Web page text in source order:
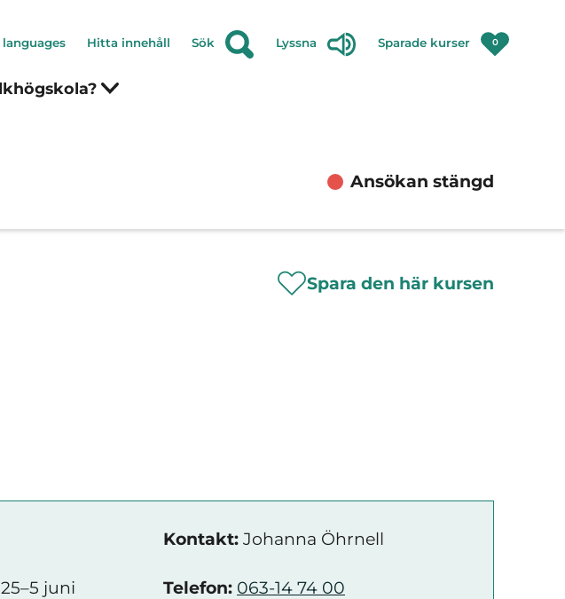
Hitta innehåll Sök Lyssna Sparade kurser 0
Ansökan stängd
Spara den här kursen
juni
Kontakt: Johanna Öhrnell
Telefon: 063-14 74 00